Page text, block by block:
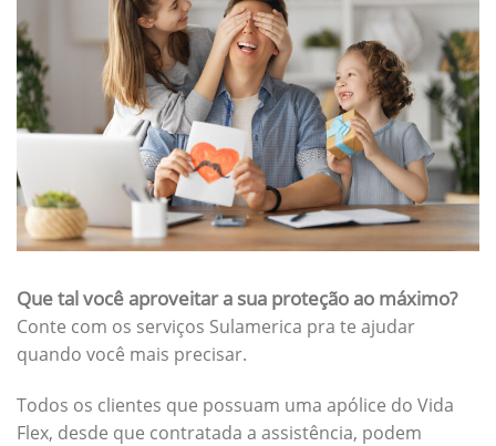
Que tal você aproveitar a sua proteção ao máximo?
Conte com os serviços Sulamerica pra te ajudar
quando você mais precisar.
Todos os clientes que possuam uma apólice do Vida
Flex, desde que contratada a assistência, podem